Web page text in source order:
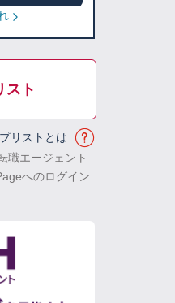
スト
リストとは
職エージェント
へのログイン